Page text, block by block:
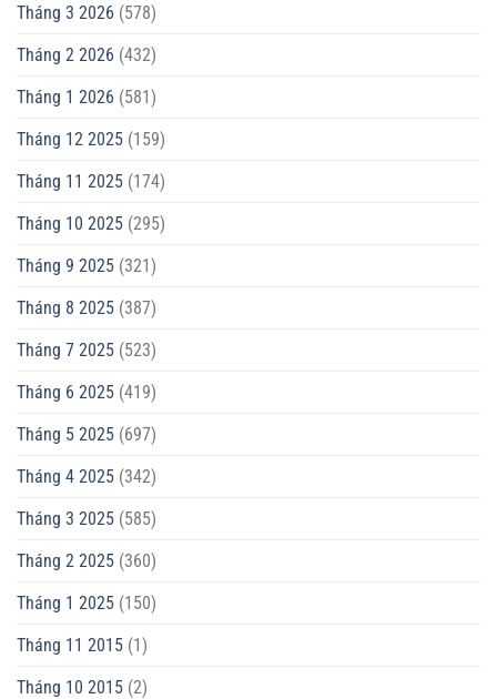
Tháng 3 2026 (578)
Tháng 2 2026 (432)
Tháng 1 2026 (581)
Tháng 12 2025 (159)
Tháng 11 2025 (174)
Tháng 10 2025 (295)
Tháng 9 2025 (321)
Tháng 8 2025 (387)
Tháng 7 2025 (523)
Tháng 6 2025 (419)
Tháng 5 2025 (697)
Tháng 4 2025 (342)
Tháng 3 2025 (585)
Tháng 2 2025 (360)
Tháng 1 2025 (150)
Tháng 11 2015 (1)
Tháng 10 2015 (2)